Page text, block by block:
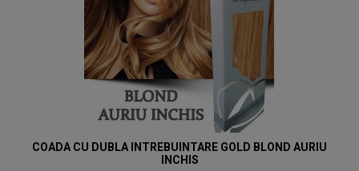
COADA CU DUBLA INTREBUINTARE GOLD BLOND AURIU
INCHIS